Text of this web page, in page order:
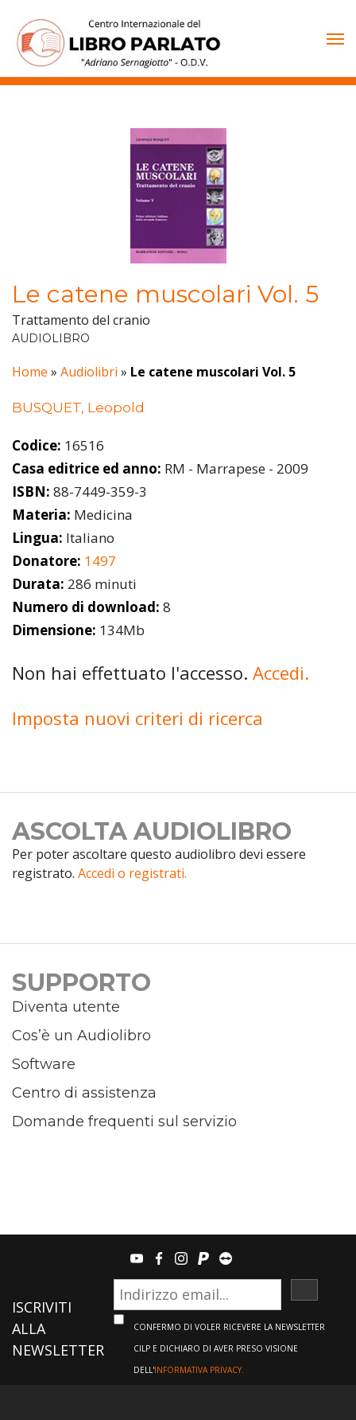
contenuto
Le catene muscolari Vol. 5
Trattamento del cranio
AUDIOLIBRO
Home » Audiolibri » Le catene muscolari Vol. 5
BUSQUET, Leopold
Codice: 16516
Casa editrice ed anno: RM - Marrapese - 2009
ISBN: 88-7449-359-3
Materia: Medicina
Lingua: Italiano
Donatore: 1497
Durata: 286 minuti
Numero di download: 8
Dimensione: 134Mb
Non hai effettuato l'accesso. Accedi.
Imposta nuovi criteri di ricerca
ASCOLTA AUDIOLIBRO
Per poter ascoltare questo audiolibro devi essere
registrato. Accedi o registrati.
SUPPORTO
Diventa utente
Cos’è un Audiolibro
Software
Centro di assistenza
Domande frequenti sul servizio
youtubefacebook
instagram
paypalteamviewer
ISCRIVITI
ALLA
NEWSLETTER
CONFERMO DI VOLER RICEVERE LA NEWSLETTER
CILP E DICHIARO DI AVER PRESO VISIONE
DELL'INFORMATIVA PRIVACY.